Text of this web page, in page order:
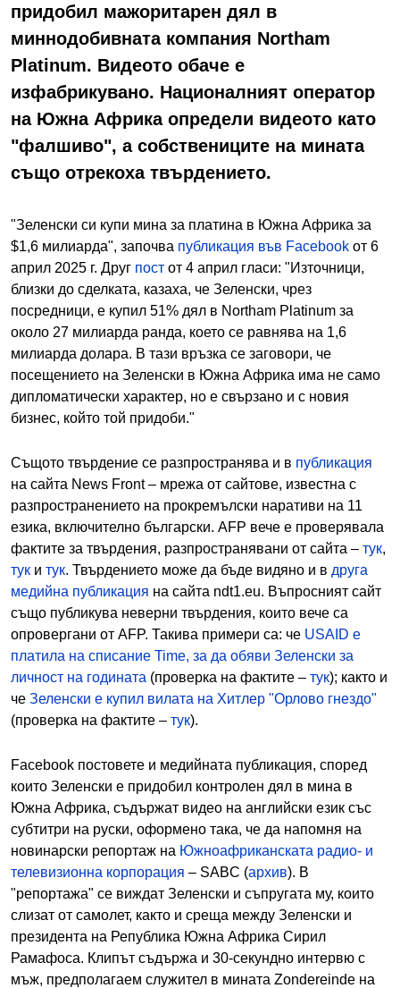
придобил мажоритарен дял в
миннодобивната компания Northam
Platinum. Видеото обаче е
изфабрикувано. Националният оператор
на Южна Африка определи видеото като
"фалшиво", а собствениците на мината
също отрекоха твърдението.
"Зеленски си купи мина за платина в Южна Африка за
$1,6 милиарда", започва публикация във Facebook от 6
април 2025 г. Друг пост от 4 април гласи: "Източници,
близки до сделката, казаха, че Зеленски, чрез
посредници, е купил 51% дял в Northam Platinum за
около 27 милиарда ранда, което се равнява на 1,6
милиарда долара. В тази връзка се заговори, че
посещението на Зеленски в Южна Африка има не само
дипломатически характер, но е свързано и с новия
бизнес, който той придоби."
Същото твърдение се разпространява и в публикация
на сайта News Front – мрежа от сайтове, известна с
разпространението на прокремълски наративи на 11
езика, включително български. AFP вече е проверявала
фактите за твърдения, разпространявани от сайта – тук,
тук и тук. Твърдението може да бъде видяно и в друга
медийна публикация на сайта ndt1.eu. Въпросният сайт
също публикува неверни твърдения, които вече са
опровергани от AFP. Такива примери са: че USAID е
платила на списание Time, за да обяви Зеленски за
личност на годината (проверка на фактите – тук); както и
че Зеленски е купил вилата на Хитлер "Орлово гнездо"
(проверка на фактите – тук).
Facebook постовете и медийната публикация, според
които Зеленски е придобил контролен дял в мина в
Южна Африка, съдържат видео на английски език със
субтитри на руски, оформено така, че да напомня на
новинарски репортаж на Южноафриканската радио- и
телевизионна корпорация – SABC (архив). В
"репортажа" се виждат Зеленски и съпругата му, които
слизат от самолет, както и среща между Зеленски и
президента на Република Южна Африка Сирил
Рамафоса. Клипът съдържа и 30-секундно интервю с
мъж, предполагаем служител в мината Zondereinde на